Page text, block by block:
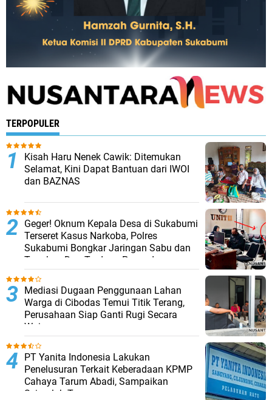
TERPOPULER
Kisah Haru Nenek Cawik: Ditemukan
Selamat, Kini Dapat Bantuan dari IWOI
dan BAZNAS
Geger! Oknum Kepala Desa di Sukabumi
Terseret Kasus Narkoba, Polres
Sukabumi Bongkar Jaringan Sabu dan
Tangkap Dua Terduga Pengedar
Mediasi Dugaan Penggunaan Lahan
Warga di Cibodas Temui Titik Terang,
Perusahaan Siap Ganti Rugi Secara
Wajar
PT Yanita Indonesia Lakukan
Penelusuran Terkait Keberadaan KPMP
Cahaya Tarum Abadi, Sampaikan
Sejumlah Temuan